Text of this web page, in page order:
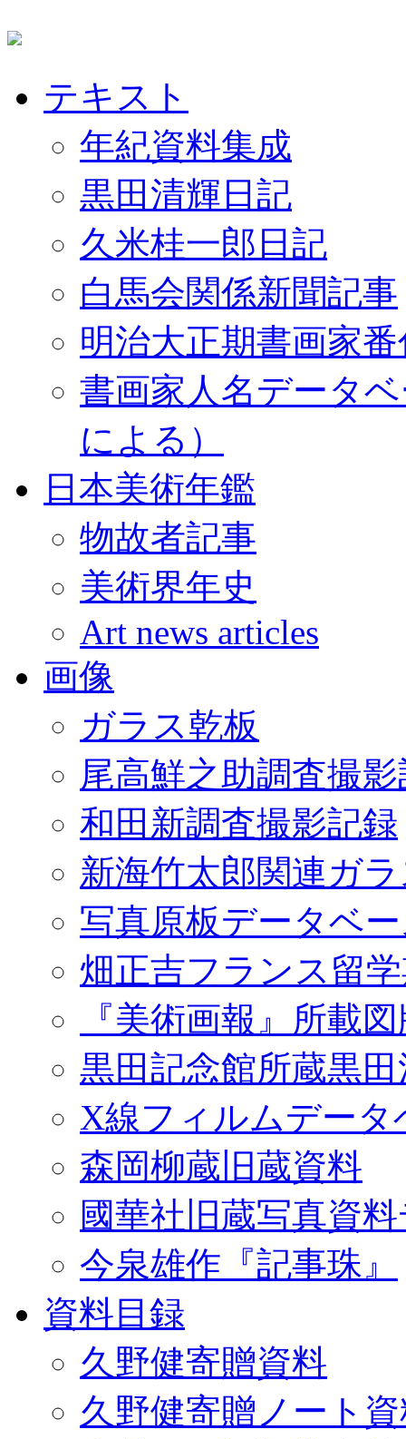
テキスト
年紀資料集成
黒田清輝日記
久米桂一郎日記
白馬会関係新聞記事
明治大正期書画家
書画家人名データ
による）
日本美術年鑑
物故者記事
美術界年史
Art news articles
画像
ガラス乾板
尾高鮮之助調査撮
和田新調査撮影記録
新海竹太郎関連ガ
写真原板データベ
畑正吉フランス留
『美術画報』所載
黒田記念館所蔵黒
X線フィルムデータ
森岡柳蔵旧蔵資料
國華社旧蔵写真資
今泉雄作『記事珠』
資料目録
久野健寄贈資料
久野健寄贈ノート